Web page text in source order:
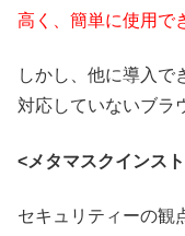
高く、簡単に使用で
しかし、他に導入で
対応していないブラ
<メタマスクインス
セキュリティーの観